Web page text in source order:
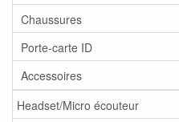
Chaussures
Porte-carte ID
Accessoires
Headset/Micro écouteur